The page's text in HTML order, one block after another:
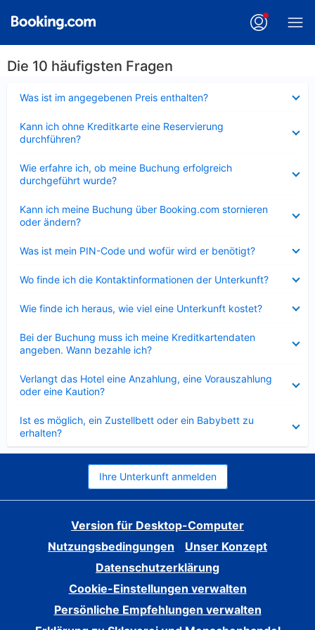
Die 10 häufigsten Fragen
Was ist im angegebenen Preis enthalten?
Kann ich ohne Kreditkarte eine Reservierung
durchführen?
Wie erfahre ich, ob meine Buchung erfolgreich
durchgeführt wurde?
Kann ich meine Buchung über Booking.com stornieren
oder ändern?
Was ist mein PIN-Code und wofür wird er benötigt?
Wo finde ich die Kontaktinformationen der Unterkunft?
Wie finde ich heraus, wie viel eine Unterkunft kostet?
Bei der Buchung muss ich meine Kreditkartendaten
angeben. Wann bezahle ich?
Verlangt das Hotel eine Anzahlung, eine Vorauszahlung
oder eine Kaution?
Ist es möglich, ein Zustellbett oder ein Babybett zu
erhalten?
Ihre Unterkunft anmelden
Version für Desktop-Computer
Nutzungsbedingungen
Unser Konzept
Datenschutzerklärung
Cookie-Einstellungen verwalten
Persönliche Empfehlungen verwalten